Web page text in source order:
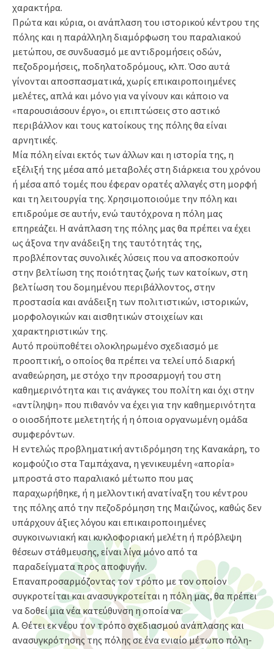
χαρακτήρα.
Πρώτα και κύρια, οι ανάπλαση του ιστορικού κέντρου της
πόλης και η παράλληλη διαμόρφωση του παραλιακού
μετώπου, σε συνδυασμό με αντιδρομήσεις οδών,
πεζοδρομήσεις, ποδηλατοδρόμους, κλπ. Όσο αυτά
γίνονται αποσπασματικά, χωρίς επικαιροποιημένες
μελέτες, απλά και μόνο για να γίνουν και κάποιο να
«παρουσιάσουν έργο», οι επιπτώσεις στο αστικό
περιβάλλον και τους κατοίκους της πόλης θα είναι
αρνητικές.
Μία πόλη είναι εκτός των άλλων και η ιστορία της, η
εξέλιξή της μέσα από μεταβολές στη διάρκεια του χρόνου
ή μέσα από τομές που έφεραν ορατές αλλαγές στη μορφή
και τη λειτουργία της. Χρησιμοποιούμε την πόλη και
επιδρούμε σε αυτήν, ενώ ταυτόχρονα η πόλη μας
επηρεάζει. Η ανάπλαση της πόλης μας θα πρέπει να έχει
ως άξονα την ανάδειξη της ταυτότητάς της,
προβλέποντας συνολικές λύσεις που να αποσκοπούν
στην βελτίωση της ποιότητας ζωής των κατοίκων, στη
βελτίωση του δομημένου περιβάλλοντος, στην
προστασία και ανάδειξη των πολιτιστικών, ιστορικών,
μορφολογικών και αισθητικών στοιχείων και
χαρακτηριστικών της.
Αυτό προϋποθέτει ολοκληρωμένο σχεδιασμό με
προοπτική, ο οποίος θα πρέπει να τελεί υπό διαρκή
αναθεώρηση, με στόχο την προσαρμογή του στη
καθημερινότητα και τις ανάγκες του πολίτη και όχι στην
«αντίληψη» που πιθανόν να έχει για την καθημερινότητα
ο οιοσδήποτε μελετητής ή η όποια οργανωμένη ομάδα
συμφερόντων.
H εντελώς προβληματική αντιδρόμηση της Κανακάρη, το
κομφούζιο στα Ταμπάχανα, η γενικευμένη «απορία»
μπροστά στο παραλιακό μέτωπο που μας
παραχωρήθηκε, ή η μελλοντική ανατίναξη του κέντρου
της πόλης από την πεζοδρόμηση της Μαιζώνος, καθώς δεν
υπάρχουν άξιες λόγου και επικαιροποιημένες
συγκοινωνιακή και κυκλοφοριακή μελέτη ή πρόβλεψη
θέσεων στάθμευσης, είναι λίγα μόνο από τα
παραδείγματα προς αποφυγήν.
Επαναπροσαρμόζοντας τον τρόπο με τον οποίον
συγκροτείται και ανασυγκροτείται η πόλη μας, θα πρέπει
να δοθεί μια νέα κατεύθυνση η οποία να:
Α. Θέτει εκ νέου τον τρόπο σχεδιασμού ανάπλασης και
ανασυγκρότησης της πόλης σε ένα ενιαίο μέτωπο πόλη-